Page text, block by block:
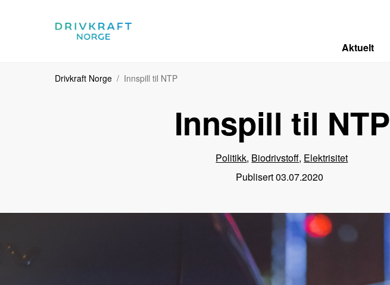
Aktuelt
Drivkraft Norge Innspill til NTP
Innspill til NTP
Politikk, Biodrivstoff, Elektrisitet
Publisert03.07.2020